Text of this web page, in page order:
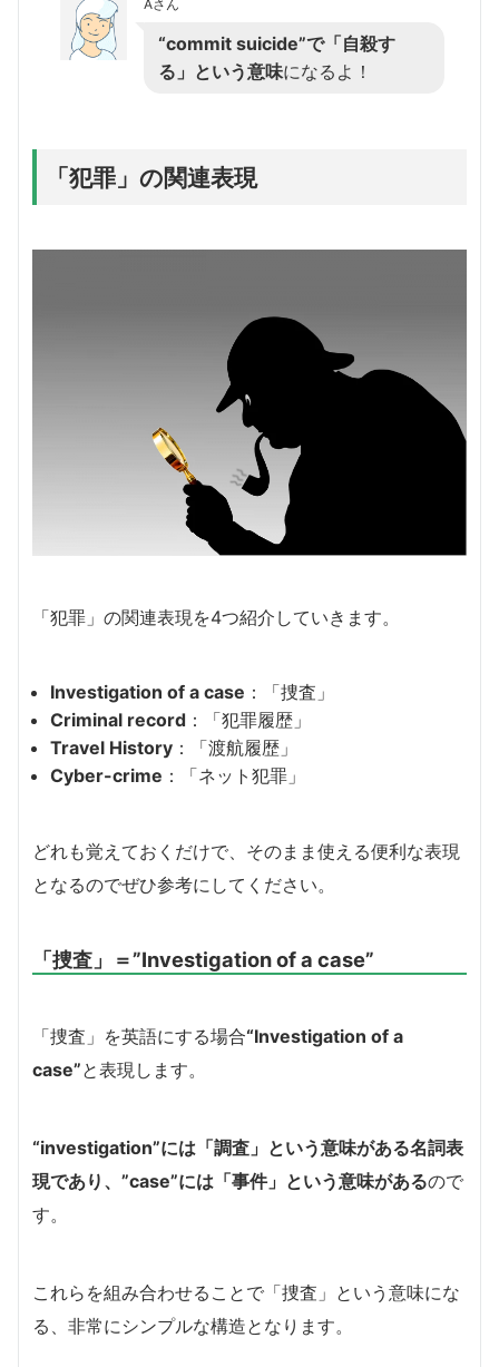
Aさん
“commit suicide”で「自殺す
る」という意味になるよ！
「犯罪」の関連表現
「犯罪」の関連表現を4つ紹介していきます。
Investigation of a case ：「捜査」
Criminal record ：「犯罪履歴」
Travel History ：「渡航履歴」
Cyber-crime ：「ネット犯罪」
どれも覚えておくだけで、そのまま使える便利な表現
となるのでぜひ参考にしてください。
「捜査」＝”Investigation of a case”
「捜査」を英語にする場合“Investigation of a
case”と表現します。
“investigation”には「調査」という意味がある名詞表
現であり、”case”には「事件」という意味があるので
す。
これらを組み合わせることで「捜査」という意味にな
る、非常にシンプルな構造となります。